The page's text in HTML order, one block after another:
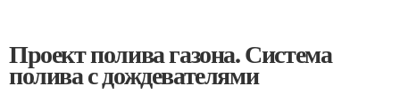
Проект полива газона. Система
полива с дождевателями